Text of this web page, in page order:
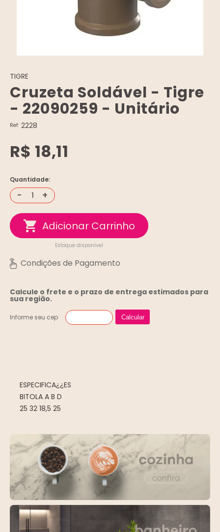
TIGRE
Cruzeta Soldável - Tigre
- 22090259 - Unitário
Ref: 2228
R$ 18,11
Quantidade:
- +
Estoque disponível
Calcule o frete e o prazo de entrega estimados para
sua região.
Informe seu cep Calcular
ESPECIFICA¿¿ES
BITOLA A B D
25 32 18,5 25